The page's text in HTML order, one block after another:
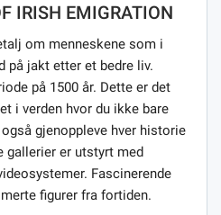
IRISH EMIGRATION
om menneskene som i
jakt etter et bedre liv.
på 1500 år. Dette er det
i verden hvor du ikke bare
gjenoppleve hver historie
gallerier er utstyrt med
Fascinerende
figurer fra fortiden.